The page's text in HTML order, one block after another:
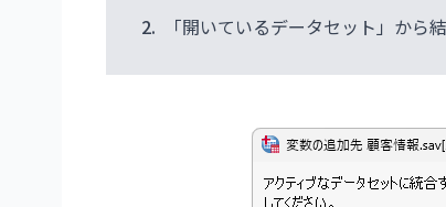
2. 「開いているデータセット」から